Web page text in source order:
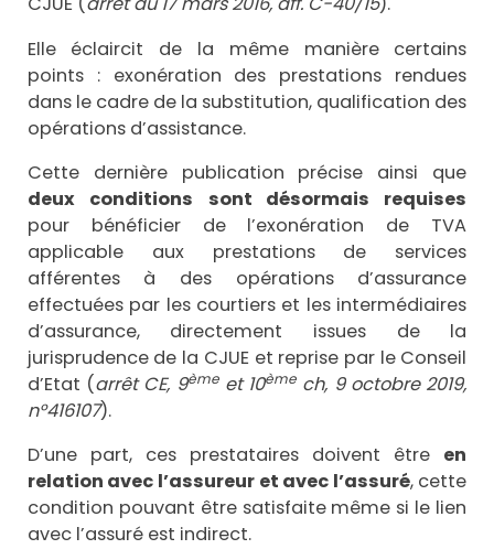
Elle éclaircit de la même manière certains
points : exonération des prestations rendues
dans le cadre de la substitution, qualification des
opérations d’assistance.
Cette dernière publication précise ainsi que
deux conditions
sont désormais requises
pour bénéficier de l’exonération de TVA
applicable aux prestations de services
afférentes à des opérations d’assurance
effectuées par les courtiers et les intermédiaires
d’assurance, directement issues de la
jurisprudence de la CJUE et reprise par le Conseil
d’Etat (arrêt CE, 9èmeet 10ème ch, 9 octobre 2019,
n°416107).
D’une part, ces prestataires doivent être en
relation avec l’assureur et avec l’assuré, cette
condition pouvant être satisfaite même si le lien
avec l’assuré est indirect.